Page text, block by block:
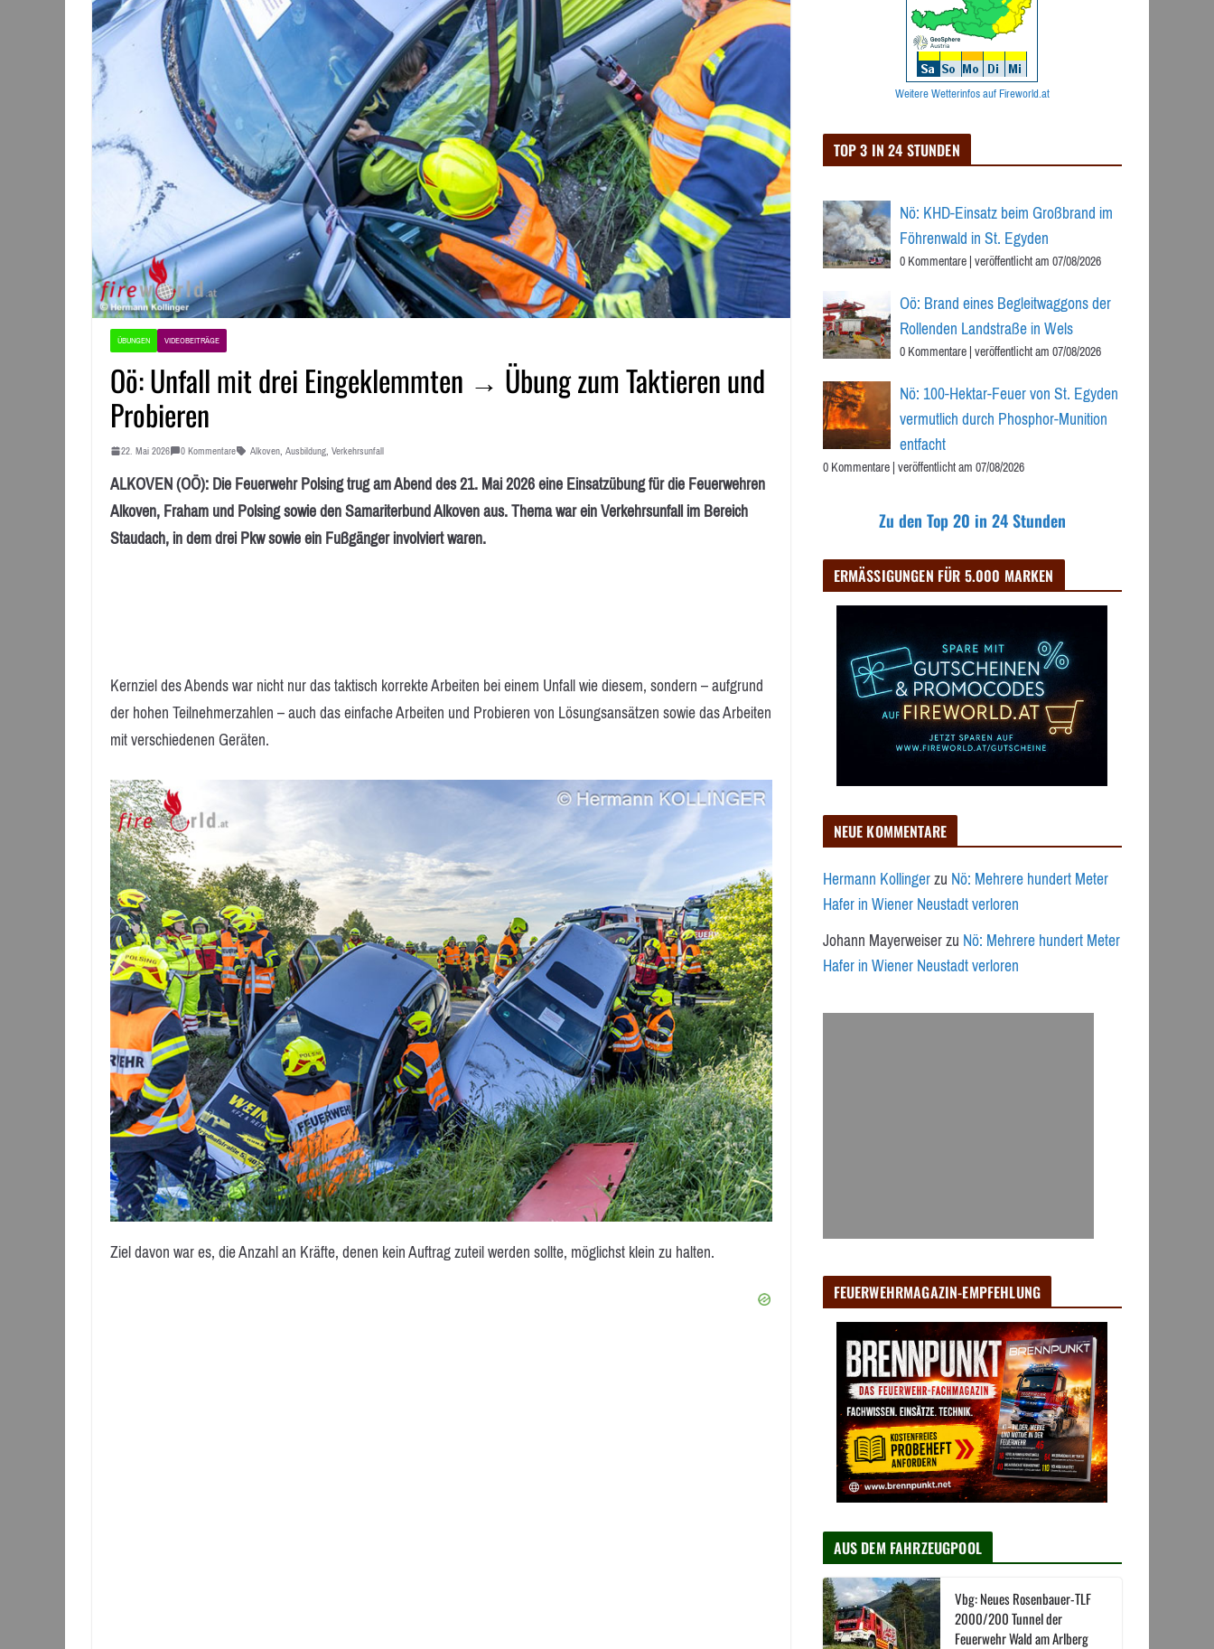
ÜBUNGEN VIDEOBEITRÄGE
Oö: Unfall mit drei Eingeklemmten → Übung zum Taktieren und
Probieren
22. Mai 2026 0 Kommentare Alkoven, Ausbildung, Verkehrsunfall
ALKOVEN (OÖ): Die Feuerwehr Polsing trug am Abend des 21. Mai 2026 eine Einsatzübung für die Feuerwehren
Alkoven, Fraham und Polsing sowie den Samariterbund Alkoven aus. Thema war ein Verkehrsunfall im Bereich
Staudach, in dem drei Pkw sowie ein Fußgänger involviert waren.
Kernziel des Abends war nicht nur das taktisch korrekte Arbeiten bei einem Unfall wie diesem, sondern – aufgrund
der hohen Teilnehmerzahlen – auch das einfache Arbeiten und Probieren von Lösungsansätzen sowie das Arbeiten
mit verschiedenen Geräten.
Ziel davon war es, die Anzahl an Kräfte, denen kein Auftrag zuteil werden sollte, möglichst klein zu halten.
Weitere Wetterinfos auf Fireworld.at
TOP 3 IN 24 STUNDEN
Nö: KHD-Einsatz beim Großbrand im
Föhrenwald in St. Egyden
0 Kommentare|veröffentlicht am 07/08/2026
Oö: Brand eines Begleitwaggons der
Rollenden Landstraße in Wels
0 Kommentare|veröffentlicht am 07/08/2026
Nö: 100-Hektar-Feuer von St. Egyden
vermutlich durch Phosphor-Munition
entfacht
0 Kommentare|veröffentlicht am 07/08/2026
Zu den Top 20 in 24 Stunden
ERMÄSSIGUNGEN FÜR 5.000 MARKEN
NEUE KOMMENTARE
Hermann KollingerzuNö: Mehrere hundert Meter
Hafer in Wiener Neustadt verloren
Johann MayerweiserzuNö: Mehrere hundert Meter
Hafer in Wiener Neustadt verloren
FEUERWEHRMAGAZIN-EMPFEHLUNG
AUS DEM FAHRZEUGPOOL
Vbg: Neues Rosenbauer-TLF
2000/200 Tunnel der
Feuerwehr Wald am Arlberg